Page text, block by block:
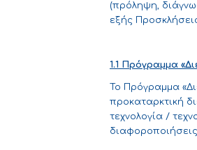
(πρόληψη,
εξής
1.1 Πρόγραμμα
Το Πρόγραμμα
προκαταρκτική
τεχνολογία /